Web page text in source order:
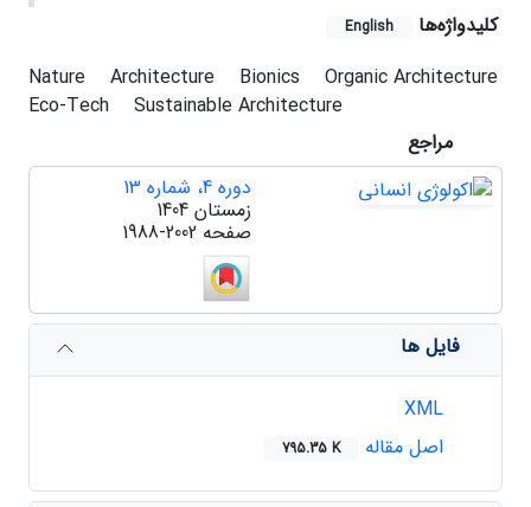
کلیدواژه‌ها English
Nature Architecture Bionics
Organic Architecture
Eco-Tech
Sustainable Architecture
مراجع
دوره 4، شماره 13
زمستان 1404
صفحه 1988-2002
فایل ها
اصل مقاله
795.35 K